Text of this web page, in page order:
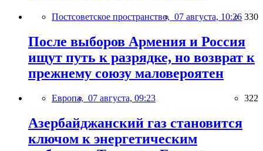
Постсоветское пространство, 07 августа, 10:26 330
После выборов Армения и Россия
ищут путь к разрядке, но возврат к
прежнему союзу маловероятен
Европа, 07 августа, 09:23 322
Азербайджанский газ становится
ключом к энергетическим